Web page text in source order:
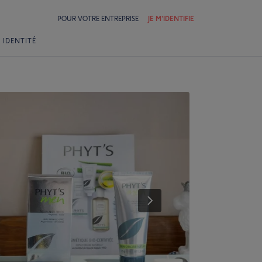
POUR VOTRE ENTREPRISE JE M'IDENTIFIE
IDENTITÉ